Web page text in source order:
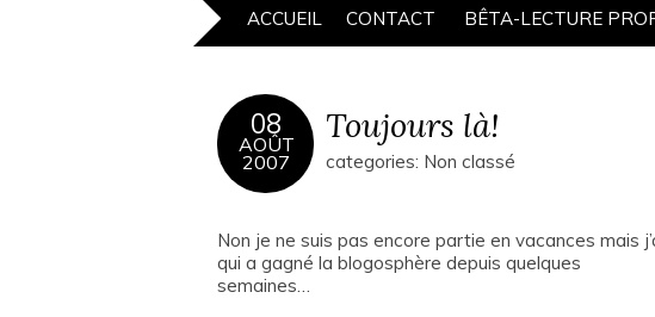
ACCUEIL CONTACT BÊTA-LECTURE
08
AOÛT
2007
Toujours là!
categories: Non classé
Non je ne suis pas encore partie en vacances mais
qui a gagné la blogosphère depuis quelques
semaines…